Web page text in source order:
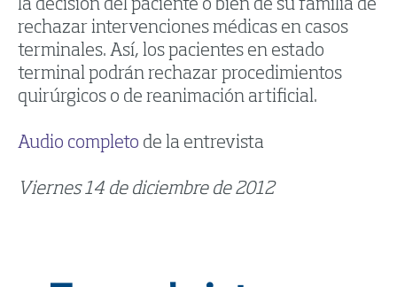
la decisión del paciente o bien de su familia de
rechazar intervenciones médicas en casos
terminales. Así, los pacientes en estado
terminal podrán rechazar procedimientos
quirúrgicos o de reanimación artificial.
Audio completo de la entrevista
Viernes 14 de diciembre de 2012